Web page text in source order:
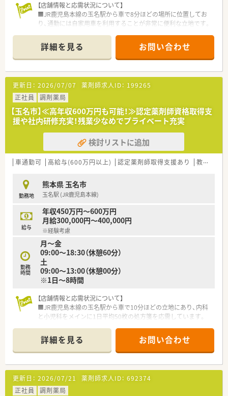
【店舗情報と応需状況について】
■JR鹿児島本線の玉名駅から車で8分ほどの場所に位置してお
り、通勤には自家用車を利用することが非常に便利な立地です。
1日に70枚から90枚ほど、薬剤師2名体制で対応しています。
■近隣にはコンビニエンスストアがあり、日々のちょっとしたお
買い物や休憩時間にも利用しやすく非常に利便性の高い職場で
す。
【募集背景と求める人物像について】
■さらなるサービス向上のための欠員補充として、20代から30
代の若手層を中心に、活気ある組織を支える人材を急募していま
す。
■経験の有無よりも人柄を重視した採用を行っており、教育体制
が整っているため未経験の方でも安心して挑戦できる環境で
■地域医療に対して前向きに取り組む姿勢を持ち、周囲のスタッ
フと協力しながら成長していける柔軟な方を積極的に求めてい
【法人特徴について】
■熊本県内にて約40店舗を展開するチェーングループで、東邦ホ
ールディングス傘下という非常に安定した経営基盤を誇りま
す。
■地域に根ざした面分業に対応するため、本部が備蓄配送センタ
ーとしての機能を持ち、各薬局の在庫管理を強力に支援していま
す。
■大学と共同で化粧品開発を行うなど、調剤業務の枠を超えて多
角的な事業を展開しており、常に新しい領域へ挑戦し続けていま
す。
詳細を見る お問い合わせ
更新日： 2026/07/07 薬剤師求人ID： 199265
正社員
調剤薬局
【玉名市】≪高年収600万円も可能！≫認定薬剤師資格取得支
援や社内研修充実！残業少なめでプライベート充実
検討リストに追加
車通勤可 高給与(600万円以上) 認定薬剤師取得支援あり 教育制度あり
勤務地
熊本県 玉名市
玉名駅 (JR鹿児島本線)
給与
年収450万円～600万円
月給300,000円～400,000円
※経験考慮
勤務
時間
月～金
09:00～18:30（休憩60分）
土
09:00～13:00（休憩00分）
※1日～8時間
【店舗情報と応需状況について】
■JR鹿児島本線の玉名駅から車で10分ほどの立地にあり、内科
と小児科をメインに1日平均50枚の処方箋を応需しています。
り、地域に密着した丁寧な服薬指導や在宅業務を行っています。
■近隣の医療機関から広域の処方箋も受け付けており、在宅医療
へのニーズも高くやりがいを持って多職種と連携できる環境で
す。
【法人特徴について】
■創業40年の歴史を持ち福岡を中心にドラッグストアと調剤薬
詳細を見る お問い合わせ
更新日： 2026/07/21 薬剤師求人ID： 692374
正社員
調剤薬局